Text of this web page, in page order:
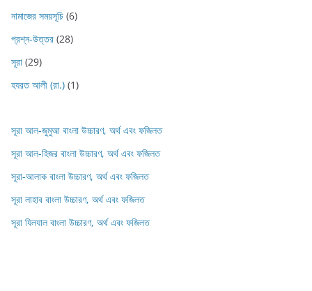
নামাজের সময়সূচি (6)
প্রশ্ন-উত্তর (28)
সূরা (29)
হযরত আলী (রা.) (1)
সূরা আল-জুমুআ বাংলা উচ্চারণ, অর্থ এবং ফজিলত
সূরা আল-হিজর বাংলা উচ্চারণ, অর্থ এবং ফজিলত
সূরা-আলাক বাংলা উচ্চারণ, অর্থ এবং ফজিলত
সূরা লাহাব‌‌‌ বাংলা উচ্চারণ, অর্থ এবং ফজিলত
সূরা যিলযাল বাংলা উচ্চারণ, অর্থ এবং ফজিলত